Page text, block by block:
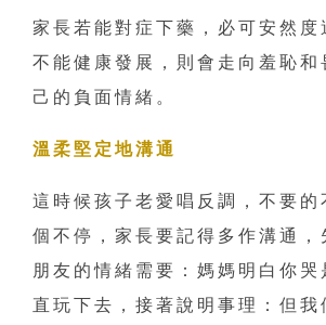
家長若能對症下藥，必可安然度
不能健康發展，則會走向羞恥和
己的負面情緒。
溫柔堅定地溝通
這時候孩子老愛唱反調，不要的
個不停，家長要記得多作溝通，
朋友的情緒需要：媽媽明白你哭
直玩下去，接著說明事理：但我